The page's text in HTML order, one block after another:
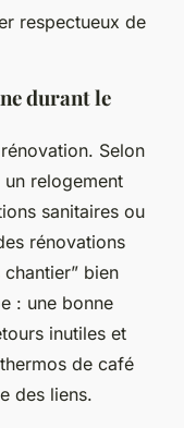
respectueux de
durant le
Selon
un relogement
sanitaires ou
rénovations
bien
: une bonne
inutiles et
de café
des liens.